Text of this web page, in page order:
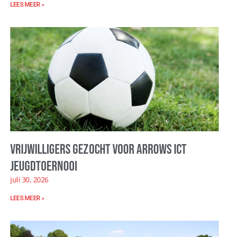
LEES MEER »
Vrijwilligers gezocht voor Arrows ICT
Jeugdtoernooi
juli 30, 2026
LEES MEER »